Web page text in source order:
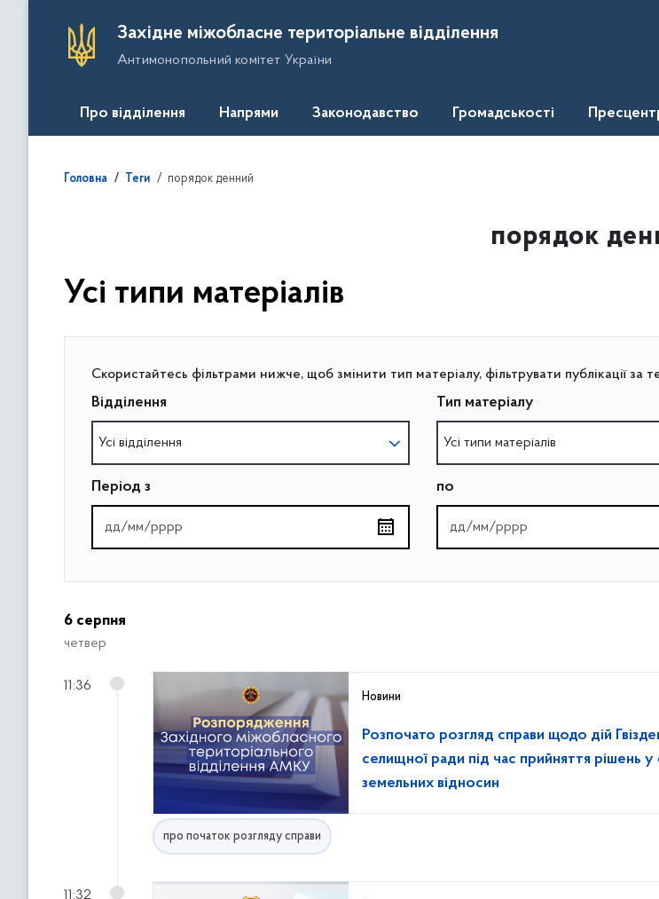
Західне міжобласне територіальне відділення
Антимонопольний комітет України
Про відділення Напрями Законодавство Громадськості
Головна Теги порядок денний
порядок
Усі типи матеріалів
Скористайтесь фільтрами нижче, щоб змінити тип матеріалу, фільтрувати публікації за
Відділення
Усі відділення
Тип матеріалу
Усі типи матеріалів
Період з по
6 серпня
четвер
Новини
Розпочато розгляд справи щодо дій
селищної ради під час прийняття рішень у
земельних відносин
11:36
про початок розгляду справи
11:32